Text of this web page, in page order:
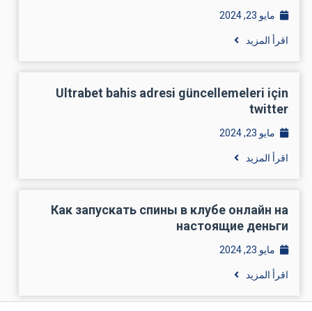
مايو 23, 2024
اقرأ المزيد
Ultrabet bahis adresi güncellemeleri için
twitter
مايو 23, 2024
اقرأ المزيد
Как запускать спины в клубе онлайн на
настоящие деньги
مايو 23, 2024
اقرأ المزيد